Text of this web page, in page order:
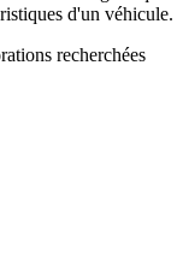
d'un véhicule.
recherchées